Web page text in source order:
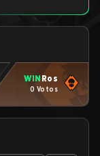
WINRos
0 Votos